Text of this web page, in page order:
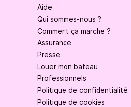
Aide
Qui sommes-nous ?
Comment ça marche ?
Assurance
Presse
Louer mon bateau
Professionnels
Politique de confidentialité
Politique de cookies